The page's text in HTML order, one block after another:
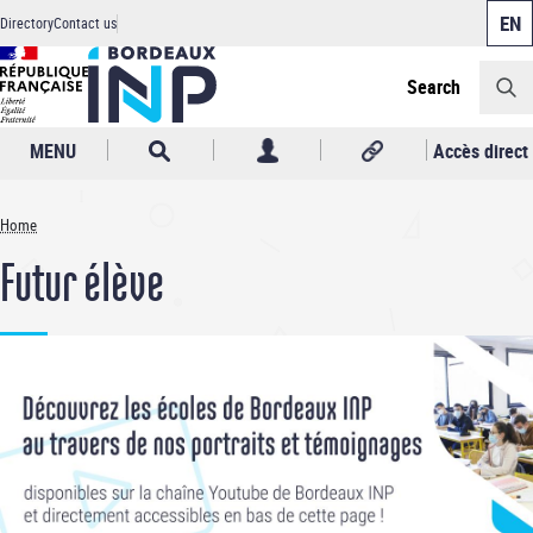
to
main
content
Header
DirectoryContact us
Search
MENU Accès direct
Breadcrumb
Home
Futur élève
Cookies management panel